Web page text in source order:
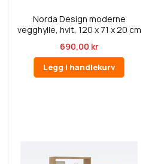
Norda Design moderne
vegghylle, hvit, 120 x 71 x 20 cm
690,00 kr
Legg i handlekurv